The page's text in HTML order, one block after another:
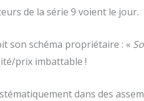
de la série 9 voient le jour.
son schéma propriétaire : «
prix imbattable !
dans des